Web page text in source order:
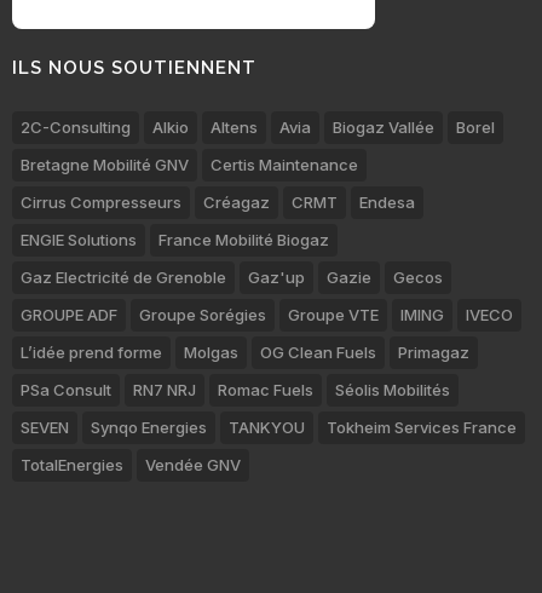
ILS NOUS SOUTIENNENT
2C-Consulting Alkio Altens Avia Biogaz Vallée
Borel
Bretagne Mobilité GNV
Certis Maintenance
Cirrus Compresseurs
Créagaz CRMT
Endesa
ENGIE Solutions
France Mobilité Biogaz
Gaz Electricité de Grenoble
Gaz'up Gazie
Gecos
GROUPE ADF
Groupe Sorégies Groupe VTE IMING
IVECO
L’idée prend forme
Molgas OG Clean Fuels
Primagaz
PSa Consult
RN7 NRJ Romac Fuels
Séolis Mobilités
SEVEN
Synqo Energies TANKYOU
Tokheim Services France
TotalEnergies
Vendée GNV